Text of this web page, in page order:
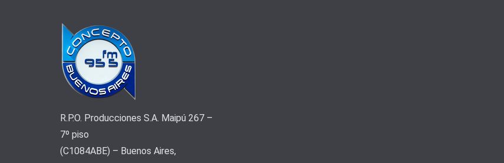
R.P.O. Producciones S.A. Maipú 267 –
7º piso
(C1084ABE) – Buenos Aires,